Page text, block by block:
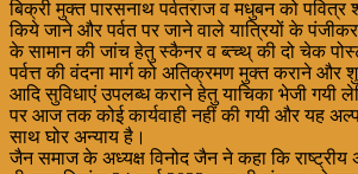
बिक्री मुक्त पारसनाथ पर्वतराज व मधुबन को पवित्र
किये जाने और पर्वत पर जाने वाले यात्रियों के
के सामान की जांच हेतु स्कैनर व ब्त्च्थ् की दो चेक
पर्वत्त की वंदना मार्ग को अतिक्रमण मुक्त कराने और
आदि सुविधाएं उपलब्ध कराने हेतु याचिका भेजी गयी
पर आज तक कोई कार्यवाही नहीं की गयी और यह
साथ घोर अन्याय है।
जैन समाज के अध्यक्ष विनोद जैन ने कहा कि राष्ट्रीय